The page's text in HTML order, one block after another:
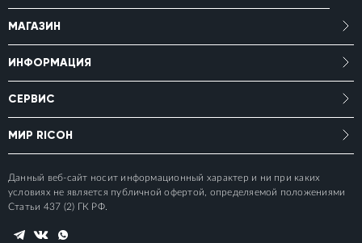
МАГАЗИН
ИНФОРМАЦИЯ
СЕРВИС
МИР RICOH
Данный веб-сайт носит информационный характер и ни при каких
условиях не является публичной офертой, определяемой положениями
Статьи 437 (2) ГК РФ.